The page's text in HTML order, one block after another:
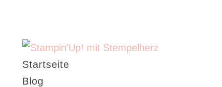
Startseite
Blog